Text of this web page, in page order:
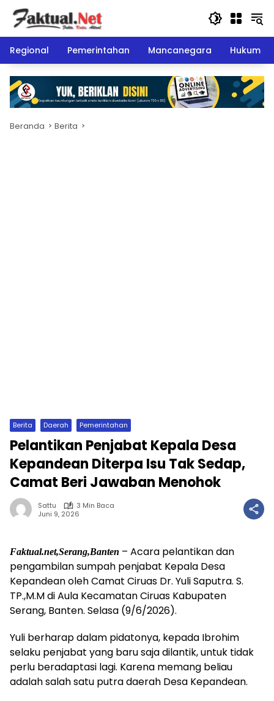
Langsung
konten
Regional
Pemerintahan Mancanegara Hukum
Beranda Berita
Berita Daerah Pemerintahan
Pelantikan Penjabat Kepala Desa
Kepandean Diterpa Isu Tak Sedap,
Camat Beri Jawaban Menohok
Sattu
3 Min Baca
Juni 9, 2026
Faktual.net,Serang,Banten – Acara pelantikan dan
pengambilan sumpah penjabat Kepala Desa
Kepandean oleh Camat Ciruas Dr. Yuli Saputra. S.
TP.,M.M di Aula Kecamatan Ciruas Kabupaten
Serang, Banten. Selasa (9/6/2026).
Yuli berharap dalam pidatonya, kepada Ibrohim
selaku penjabat yang baru saja dilantik, untuk tidak
perlu beradaptasi lagi. Karena memang beliau
adalah salah satu putra daerah Desa Kepandean.